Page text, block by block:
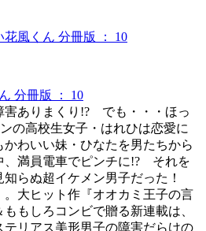
分冊版 ： 10
害ありまくり!? でも・・・ほっ
の高校生女子・はれひは恋愛に
わいい妹・ひなたを男たちから
、満員電車でピンチに!? それを
知らぬ超イケメン男子だった！
。大ヒット作『オオカミ王子の言
もしろコンビで贈る新連載は、
テリアス美形男子の障害だらけの